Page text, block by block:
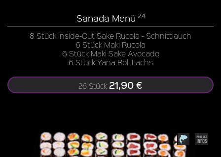
Sanada Menü 24
8 Stück Inside-Out Sake Rucola - Schnittlauch
6 Stück Maki Rucola
6 Stück Maki Sake Avocado
6 Stück Yana Roll Lachs
26 Stück 21,90 €